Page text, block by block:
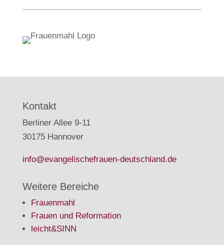
Kontakt
Berliner Allee 9-11
30175 Hannover
info@evangelischefrauen-deutschland.de
Weitere Bereiche
Frauenmahl
Frauen und Reformation
leicht&SINN